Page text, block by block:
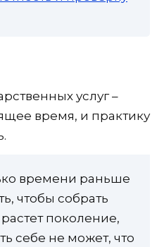
услуг –
время, и практику
времени раньше
чтобы собрать
поколение,
себе не может, что